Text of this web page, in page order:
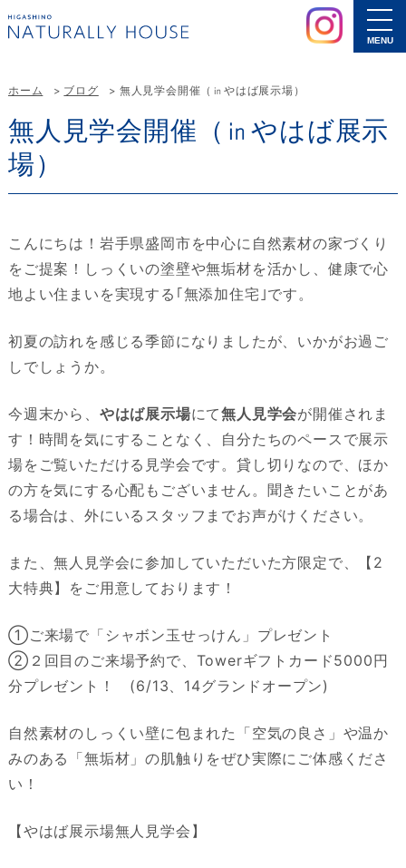
MENU
ホーム ブログ 無人見学会開催（㏌やはば展示場）
無人見学会開催（㏌やはば展示
場）
こんにちは！岩手県盛岡市を中心に自然素材の家づくり
をご提案！しっくいの塗壁や無垢材を活かし、健康で心
地よい住まいを実現する｢無添加住宅｣です。
初夏の訪れを感じる季節になりましたが、いかがお過ご
しでしょうか。
今週末から、 やはば展示場にて無人見学会が開催されま
す！時間を気にすることなく、自分たちのペースで展示
場をご覧いただける見学会です。貸し切りなので、ほか
の方を気にする心配もございません。聞きたいことがあ
る場合は、外にいるスタッフまでお声がけください。
また、無人見学会に参加していただいた方限定で、【2
大特典】をご用意しております！
①ご来場で「シャボン玉せっけん」プレゼント
②２回目のご来場予約で、Towerギフトカード5000円
分プレゼント！ (6/13、14グランドオープン)
自然素材のしっくい壁に包まれた「空気の良さ」や温か
みのある「無垢材」の肌触りをぜひ実際にご体感くださ
い！
【やはば展示場無人見学会】